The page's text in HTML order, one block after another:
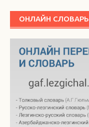
ОНЛАЙН СЛОВАРЬ